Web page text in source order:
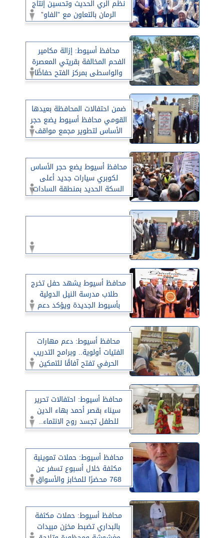
نظم الري الحديث وتحسين إنتاج
الرمان بالتعاون مع ”الفاو”
محافظ أسيوط: إزالة مكامير
الفحم المخالفة بقريتي المعصرة
والواسطى بمركز الفتح حفاظًا
على البيئة
ضمن احتفالات المحافظة بعيدها
القومي محافظ أسيوط يضع حجر
الأساس لتطوير مجمع مواقف
نزلة عبد اللاه بحي شرق
مليون جنيه
محافظ أسيوط يضع حجر الأساس
لكوبري سيارات جديد أعلى
السكة الحديد بمنطقة السادات
لربط شرق وغرب المدينة وتقليل
محافظ أسيوط يشهد حفل تخرج
طلاب مدرسة النيل الدولية
بأسيوط الجديدة ويؤكد دعم
المنظومة التعليمية
محافظ أسيوط: دعم مهارات
الفتيات أولوية.. وبرامج التدريب
الحرفي تفتح آفاقًا للتمكين
الاقتصادي
محافظ أسيوط: احتفالات تحرير
سيناء بقصر أحمد بهاء الدين
للطفل تجسد روح الانتماء..
وعروض فنية وطنية تعزز وعي
محافظ أسيوط: حملات تموينية
مكثفة خلال أسبوع تسفر عن
768 محضرًا للمخابز والأسواق
وإحباط مخالفات جسيمة
محافظ أسيوط: حملات مكثفة
بالبداري تضبط مخزن مبيدات